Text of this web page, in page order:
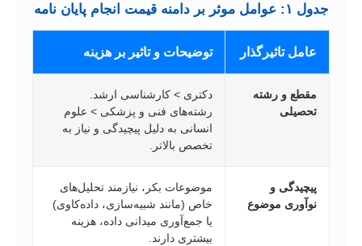
جدول ۱: عوامل موثر بر دامنه قیمت انجام پایان نامه
عامل تاثیرگذار توضیحات و تاثیر بر هزینه
مقطع و رشته
تحصیلی
دکتری > کارشناسی ارشد.
رشته‌های فنی و پزشکی > علوم
انسانی به دلیل پیچیدگی و نیاز به
تخصص بالاتر.
پیچیدگی و
نوآوری موضوع
موضوعات بکر، نیازمند تحلیل‌های
خاص (مانند شبیه‌سازی، داده‌کاوی)
یا جمع‌آوری میدانی داده، هزینه
بیشتری دارند.